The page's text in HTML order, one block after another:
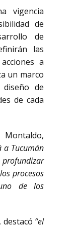
vigencia
de
de
las
a
un marco
de
de cada
a Tucumán
procesos
de los
destacó “el